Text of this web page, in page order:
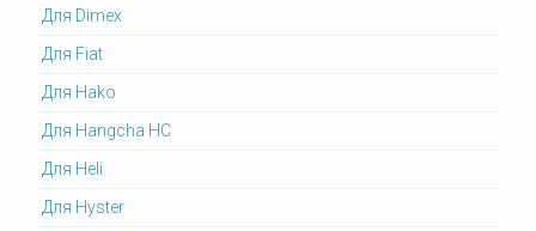
Для Dimex
Для Fiat
Для Hako
Для Hangcha HC
Для Heli
Для Hyster